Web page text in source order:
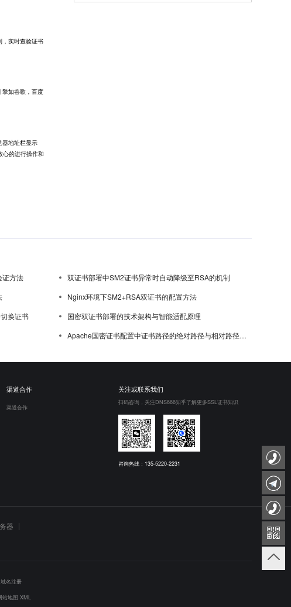
实时查验证书
如谷歌，百度
地址栏显示
心的进行操作和
证方法
双证书部署中SM2证书异常时自动降级至RSA的机制
Nginx环境下SM2+RSA双证书的配置方法
换证书
国密双证书部署的技术架构与智能适配原理
Apache国密证书配置中证书路径的绝对路径与相对路径选择
渠道合作
渠道合作
关注或联系我们
扫码咨询，关注DNS666知乎了解更多SSL证书知识
咨询热线：135-5220-2231
器
域名注册
站地图 XML